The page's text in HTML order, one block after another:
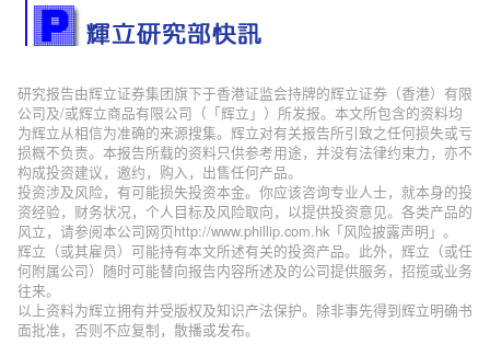
研究报告由辉立证券集团旗下于香港证监会持牌的辉立证券（香港）有限
公司及/或辉立商品有限公司（「辉立」）所发报。本文所包含的资料均
为辉立从相信为准确的来源搜集。辉立对有关报告所引致之任何损失或亏
损概不负责。本报告所载的资料只供参考用途，并没有法律约束力，亦不
构成投资建议，邀约，购入，出售任何产品。
投资涉及风险，有可能损失投资本金。你应该咨询专业人士，就本身的投
资经验，财务状况，个人目标及风险取向，以提供投资意见。各类产品的
风立，请参阅本公司网页http://www.phillip.com.hk「风险披露声明」。
辉立（或其雇员）可能持有本文所述有关的投资产品。此外，辉立（或任
何附属公司）随时可能替向报告内容所述及的公司提供服务，招揽或业务
往来。
以上资料为辉立拥有并受版权及知识产法保护。除非事先得到辉立明确书
面批准，否则不应复制，散播或发布。